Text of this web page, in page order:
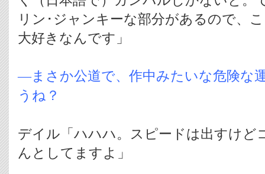
リン･ジャンキーな部分があるので、
大好きなんです」
―まさか公道で、作中みたいな危険な
うね？
デイル「ハハハ。スピードは出すけど
んとしてますよ」